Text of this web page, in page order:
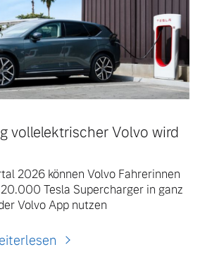
vollelektrischer Volvo wird
2026 können Volvo Fahrerinnen
Tesla Supercharger in ganz
Volvo App nutzen